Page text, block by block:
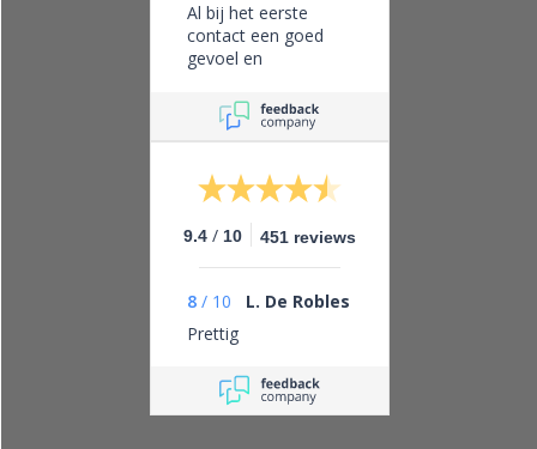
Al bij het eerste
contact een goed
gevoel en
bedrijf, eerlijk zaken
doen en leveren wat
je belooft.
9.4 / 10 451 reviews
8 / 10
L. De Robles
Prettig